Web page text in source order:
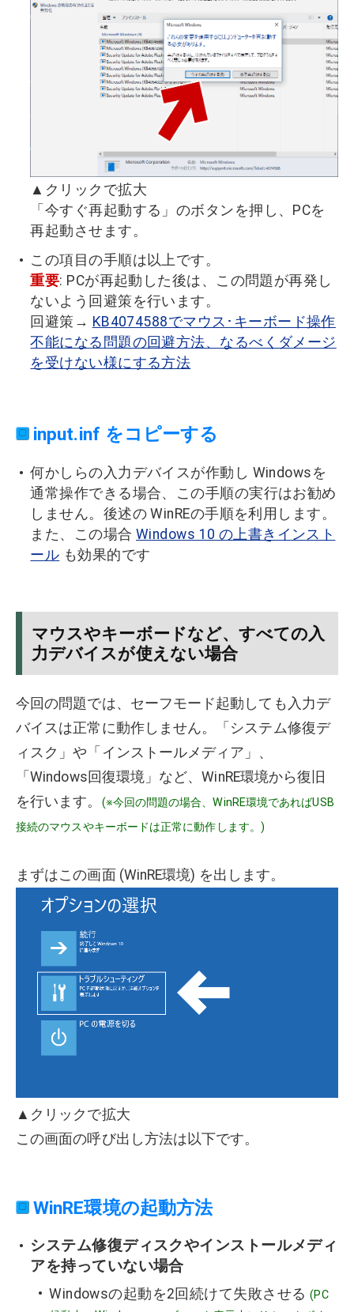
▲クリックで拡大
「今すぐ再起動する」のボタンを押し、PCを
再起動させます。
この項目の手順は以上です。
重要: PCが再起動した後は、この問題が再発し
ないよう回避策を行います。
回避策→ KB4074588でマウス･キーボード操作
不能になる問題の回避方法、なるべくダメージ
を受けない様にする方法
input.inf をコピーする
何かしらの入力デバイスが作動し Windowsを
通常操作できる場合、この手順の実行はお勧め
しません。後述の WinREの手順を利用します。
また、この場合 Windows 10 の上書きインスト
ール も効果的です
マウスやキーボードなど、すべての入
力デバイスが使えない場合
今回の問題では、セーフモード起動しても入力デ
バイスは正常に動作しません。「システム修復デ
ィスク」や「インストールメディア」、
「Windows回復環境」など、WinRE環境から復旧
を行います。
(※今回の問題の場合、WinRE環境であればUSB
接続のマウスやキーボードは正常に動作します。)
まずはこの画面 (WinRE環境) を出します。
▲クリックで拡大
この画面の呼び出し方法は以下です。
WinRE環境の起動方法
システム修復ディスクやインストールメディ
アを持っていない場合
Windowsの起動を2回続けて失敗させる (PC